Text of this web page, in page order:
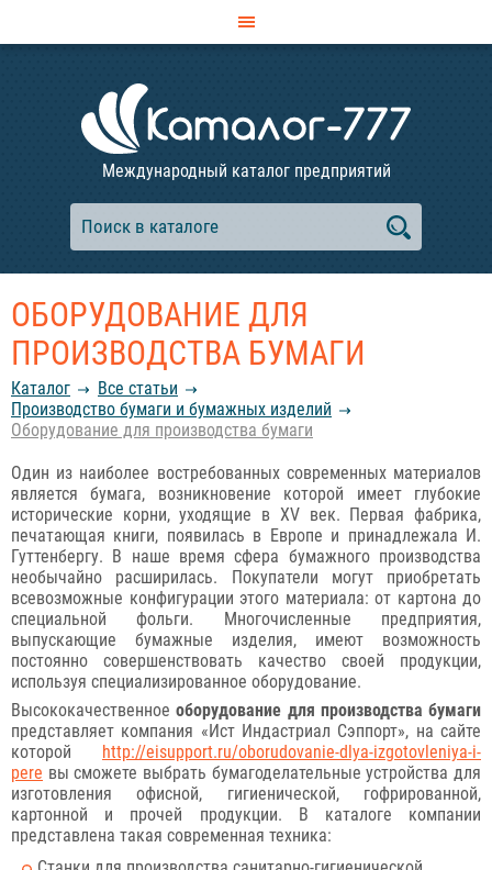
Международный каталог предприятий
ОБОРУДОВАНИЕ ДЛЯ
ПРОИЗВОДСТВА БУМАГИ
Каталог
Все статьи
Производство бумаги и бумажных изделий
Оборудование для производства бумаги
Один из наиболее востребованных современных материалов
является бумага, возникновение которой имеет глубокие
исторические корни, уходящие в XV век. Первая фабрика,
печатающая книги, появилась в Европе и принадлежала И.
Гуттенбергу. В наше время сфера бумажного производства
необычайно расширилась. Покупатели могут приобретать
всевозможные конфигурации этого материала: от картона до
специальной фольги. Многочисленные предприятия,
выпускающие бумажные изделия, имеют возможность
постоянно совершенствовать качество своей продукции,
используя специализированное оборудование.
Высококачественноеоборудование для производства бумаги
представляет компания «Ист Индастриал Сэппорт», на сайте
которой http://eisupport.ru/oborudovanie-dlya-izgotovleniya-i-
pere вы сможете выбрать бумагоделательные устройства для
изготовления офисной, гигиенической, гофрированной,
картонной и прочей продукции. В каталоге компании
представлена такая современная техника: